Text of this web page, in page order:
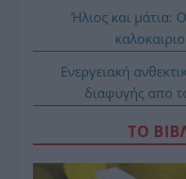
Ήλιος και μάτια:
Ενεργειακή
διαφυγής απο
ΤΟ